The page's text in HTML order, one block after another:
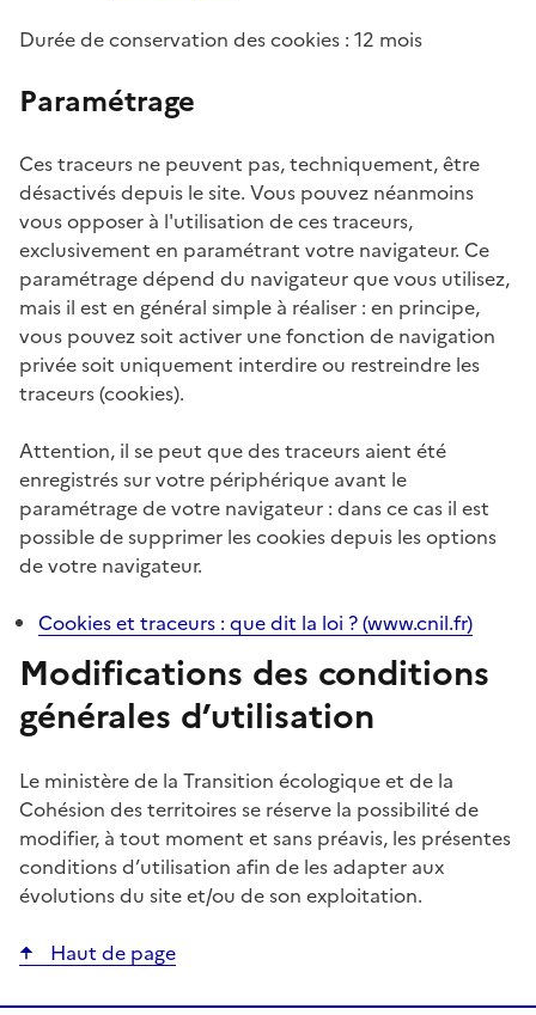
Durée de conservation des cookies : 12 mois
Paramétrage
Ces traceurs ne peuvent pas, techniquement, être
désactivés depuis le site. Vous pouvez néanmoins
vous opposer à l'utilisation de ces traceurs,
exclusivement en paramétrant votre navigateur. Ce
paramétrage dépend du navigateur que vous utilisez,
mais il est en général simple à réaliser : en principe,
vous pouvez soit activer une fonction de navigation
privée soit uniquement interdire ou restreindre les
traceurs (cookies).
Attention, il se peut que des traceurs aient été
enregistrés sur votre périphérique avant le
paramétrage de votre navigateur : dans ce cas il est
possible de supprimer les cookies depuis les options
de votre navigateur.
Cookies et traceurs : que dit la loi ? (www.cnil.fr)
Modifications des conditions
générales d’utilisation
Le ministère de la Transition écologique et de la
Cohésion des territoires se réserve la possibilité de
modifier, à tout moment et sans préavis, les présentes
conditions d’utilisation afin de les adapter aux
évolutions du site et/ou de son exploitation.
Haut de page